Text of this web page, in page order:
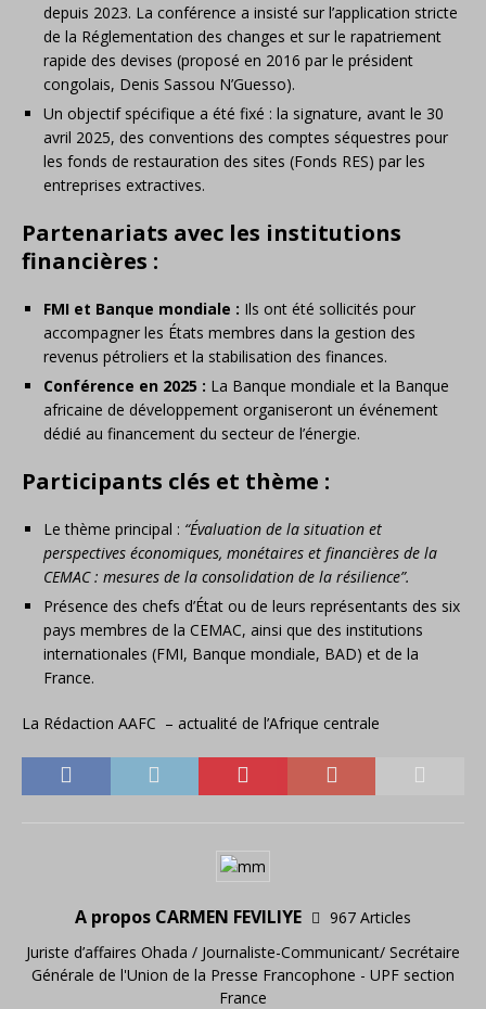
depuis 2023. La conférence a insisté sur l’application stricte
de la Réglementation des changes et sur le rapatriement
rapide des devises (proposé en 2016 par le président
congolais, Denis Sassou N’Guesso).
Un objectif spécifique a été fixé : la signature, avant le 30
avril 2025, des conventions des comptes séquestres pour
les fonds de restauration des sites (Fonds RES) par les
entreprises extractives.
Partenariats avec les institutions
financières :
FMI et Banque mondiale : Ils ont été sollicités pour
accompagner les États membres dans la gestion des
revenus pétroliers et la stabilisation des finances.
Conférence en 2025 : La Banque mondiale et la Banque
africaine de développement organiseront un événement
dédié au financement du secteur de l’énergie.
Participants clés et thème :
Le thème principal : “Évaluation de la situation et
perspectives économiques, monétaires et financières de la
CEMAC : mesures de la consolidation de la résilience”.
Présence des chefs d’État ou de leurs représentants des six
pays membres de la CEMAC, ainsi que des institutions
internationales (FMI, Banque mondiale, BAD) et de la
France.
La Rédaction AAFC – actualité de l’Afrique centrale
A propos CARMEN FEVILIYE
967 Articles
Juriste d’affaires Ohada / Journaliste-Communicant/ Secrétaire
Générale de l'Union de la Presse Francophone - UPF section
France